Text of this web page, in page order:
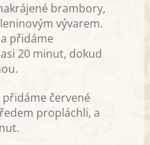
brambory,
vývarem.
přidáme
20 minut, dokud
červené
propláchli, a